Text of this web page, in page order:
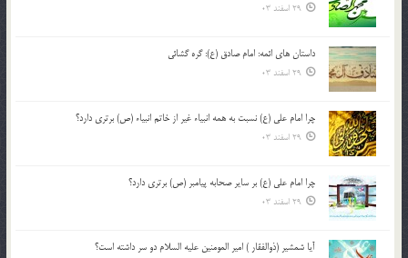
29 اسفند 03
داستان های ائمه: امام صادق (ع): گره گشائی
29 اسفند 03
چرا امام علی (ع) نسبت به همه انبیاء غیر از خاتم انبیاء (ص) برتری دارد؟
29 اسفند 03
چرا امام علی (ع) بر سایر صحابه پیامبر (ص) برتری دارد؟
29 اسفند 03
آیا شمشیر (ذوالفقار ) امیر المومنین علیه السلام دو سر داشته است؟